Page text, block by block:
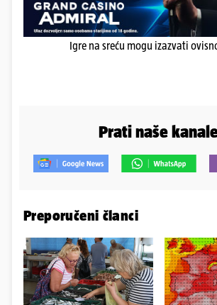
Igre na sreću mogu izazvati
Prati naše
Preporučeni članci